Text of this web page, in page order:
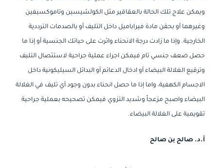
ويمكن علاج تلك الحالة بالعقاقير مثل الكولشيسين وتاموكسيفين
وغيرهما أو بحقن مادة فيراباميل داخل التليف أو بالصدمات الترددية
الخارجية. وإذا ما زادت درجة الانحناء واثرت على حياتك الجنسية أو إذا ما
حصل ضعف جنسي تام فيمكن اجراء عملية جراحية لاستئصال التليف
وترقيع الغلالة البيضاء أو ادخال الدعائم أو البدائل السيليكونية داخل
الاجسام الكهفية، واما إذا ما حصل انحناء بدون وجود أي تليف في الغلالة
البيضاء واصبح مزعجاً وشديد التزوي فيمكن تصحيحه بعملية جراحية
تقويمية على الغلالة البيضاء.
أ.د. صالح بن صالح